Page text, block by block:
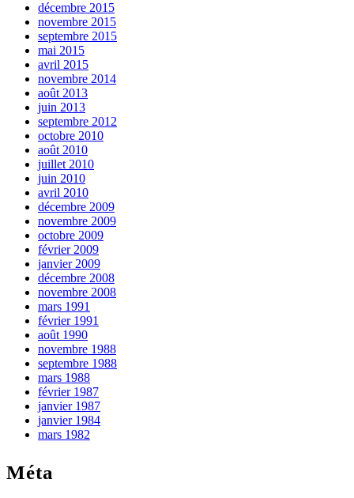
décembre 2015
novembre 2015
septembre 2015
mai 2015
avril 2015
novembre 2014
août 2013
juin 2013
septembre 2012
octobre 2010
août 2010
juillet 2010
juin 2010
avril 2010
décembre 2009
novembre 2009
octobre 2009
février 2009
janvier 2009
décembre 2008
novembre 2008
mars 1991
février 1991
août 1990
novembre 1988
septembre 1988
mars 1988
février 1987
janvier 1987
janvier 1984
mars 1982
Méta